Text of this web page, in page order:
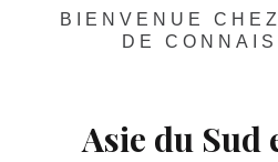
BIENVENUE
DE
Asie du Sud